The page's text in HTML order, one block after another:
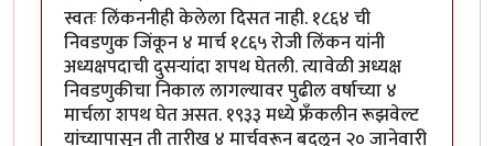
स्वतः लिंकननीही केलेला दिसत नाही. १८६४ ची
निवडणुक जिंकून ४ मार्च १८६५ रोजी लिंकन यांनी
अध्यक्षपदाची दुसर्‍यांदा शपथ घेतली. त्यावेळी अध्यक्ष
निवडणुकीचा निकाल लागल्यावर पुढील वर्षाच्या ४
मार्चला शपथ घेत असत. १९३३ मध्ये फ्रँकलीन रूझवेल्ट
यांच्यापासून ती तारीख ४ मार्चवरून बदलून २० जानेवारी